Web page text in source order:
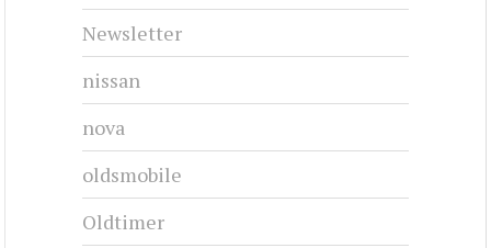
Newsletter
nissan
nova
oldsmobile
Oldtimer